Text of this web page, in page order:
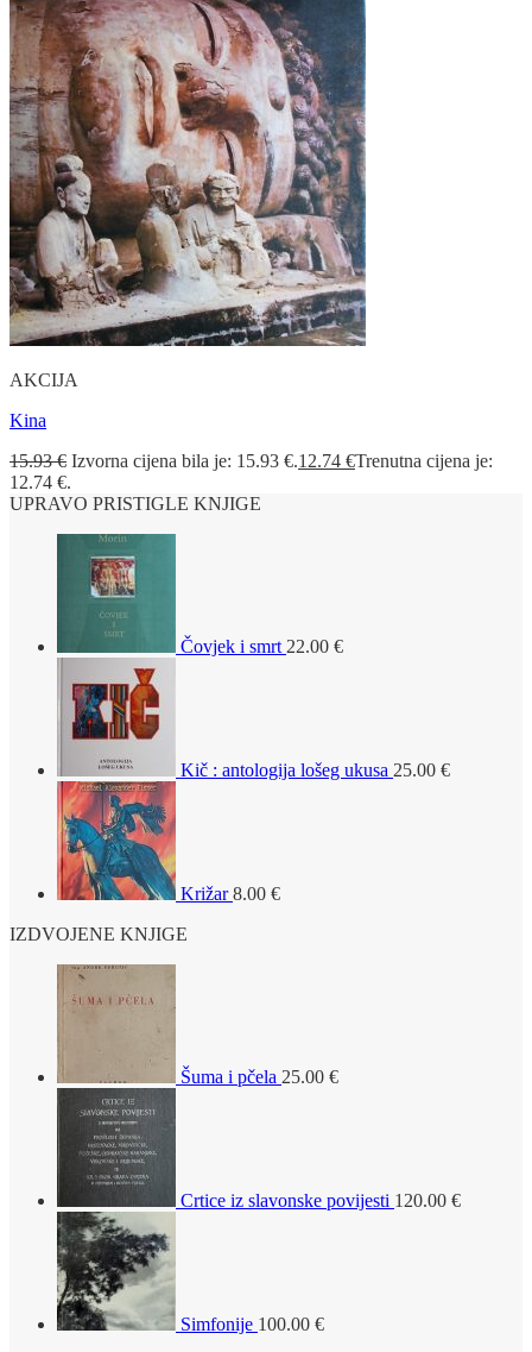
AKCIJA
Kina
15.93€ Izvorna cijena bila je: 15.93 €.12.74 €Trenutna cijena je:
12.74 €.
UPRAVO PRISTIGLE KNJIGE
Čovjek i smrt 22.00 €
Kič : antologija lošeg ukusa 25.00 €
Križar 8.00 €
IZDVOJENE KNJIGE
Šuma i pčela 25.00 €
Crtice iz slavonske povijesti 120.00 €
Simfonije 100.00 €